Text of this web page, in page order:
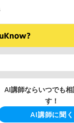
AI講師ならいつでも
す！
AI講師に聞く